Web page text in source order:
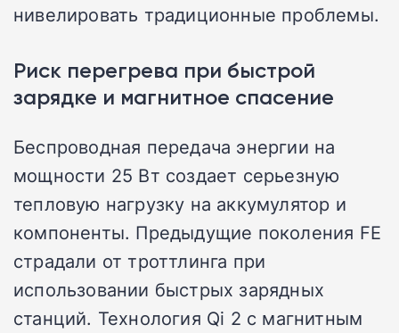
нивелировать традиционные проблемы.
Риск перегрева при быстрой
зарядке и магнитное спасение
Беспроводная передача энергии на
мощности 25 Вт создает серьезную
тепловую нагрузку на аккумулятор и
компоненты. Предыдущие поколения FE
страдали от троттлинга при
использовании быстрых зарядных
станций. Технология Qi 2 с магнитным